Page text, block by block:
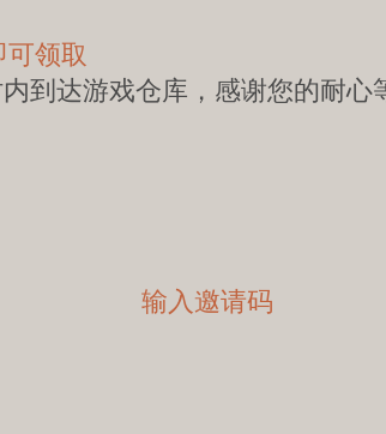
可领取
到达游戏仓库，感谢您的耐心